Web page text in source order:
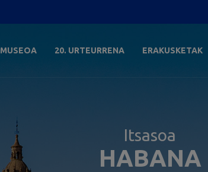
MUSEOA 20. URTEURRENA ERAKUSKETAK
Itsasoa
HABANA